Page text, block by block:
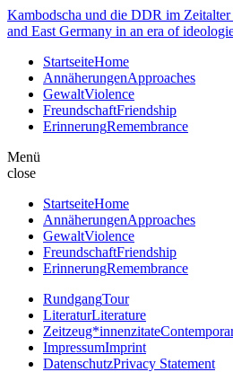
Kambodscha und die DDR im Zeitalter
and East Germany in an era of
StartseiteHome
AnnäherungenApproaches
GewaltViolence
FreundschaftFriendship
ErinnerungRemembrance
Menü
close
StartseiteHome
AnnäherungenApproaches
GewaltViolence
FreundschaftFriendship
ErinnerungRemembrance
RundgangTour
LiteraturLiterature
Zeitzeug*innenzitate
ImpressumImprint
DatenschutzPrivacy Statement